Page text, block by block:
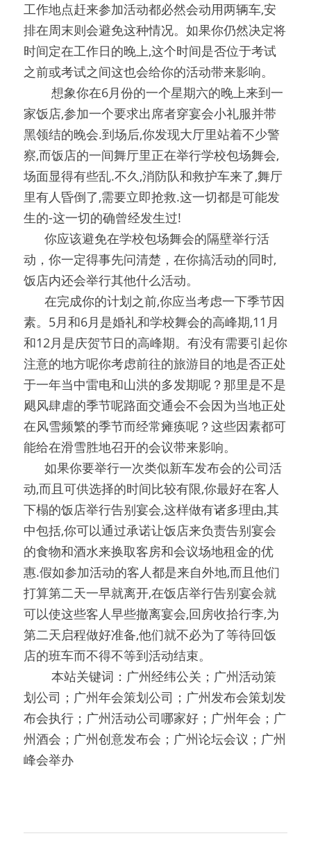
工作地点赶来参加活动都必然会动用两辆车,安
排在周末则会避免这种情况。如果你仍然决定将
时间定在工作日的晚上,这个时间是否位于考试
之前或考试之间这也会给你的活动带来影响。
想象你在6月份的一个星期六的晚上来到一
家饭店,参加一个要求出席者穿宴会小礼服并带
黑领结的晚会.到场后,你发现大厅里站着不少警
察,而饭店的一间舞厅里正在举行学校包场舞会,
场面显得有些乱.不久,消防队和救护车来了,舞厅
里有人昏倒了,需要立即抢救.这一切都是可能发
生的-这一切的确曾经发生过!
你应该避免在学校包场舞会的隔壁举行活
动，你一定得事先问清楚，在你搞活动的同时,
饭店内还会举行其他什么活动。
在完成你的计划之前,你应当考虑一下季节因
素。5月和6月是婚礼和学校舞会的高峰期,11月
和12月是庆贺节日的高峰期。有没有需要引起你
注意的地方呢你考虑前往的旅游目的地是否正处
于一年当中雷电和山洪的多发期呢？那里是不是
飓风肆虐的季节呢路面交通会不会因为当地正处
在风雪频繁的季节而经常瘫痪呢？这些因素都可
能给在滑雪胜地召开的会议带来影响。
如果你要举行一次类似新车发布会的公司活
动,而且可供选择的时间比较有限,你最好在客人
下榻的饭店举行告别宴会,这样做有诸多理由,其
中包括,你可以通过承诺让饭店来负责告别宴会
的食物和酒水来换取客房和会议场地租金的优
惠.假如参加活动的客人都是来自外地,而且他们
打算第二天一早就离开,在饭店举行告别宴会就
可以使这些客人早些撤离宴会,回房收拾行李,为
第二天启程做好准备,他们就不必为了等待回饭
店的班车而不得不等到活动结束。
本站关键词：广州经纬公关；广州活动策
划公司；广州年会策划公司；广州发布会策划发
布会执行；广州活动公司哪家好；广州年会；广
州酒会；广州创意发布会；广州论坛会议；广州
峰会举办